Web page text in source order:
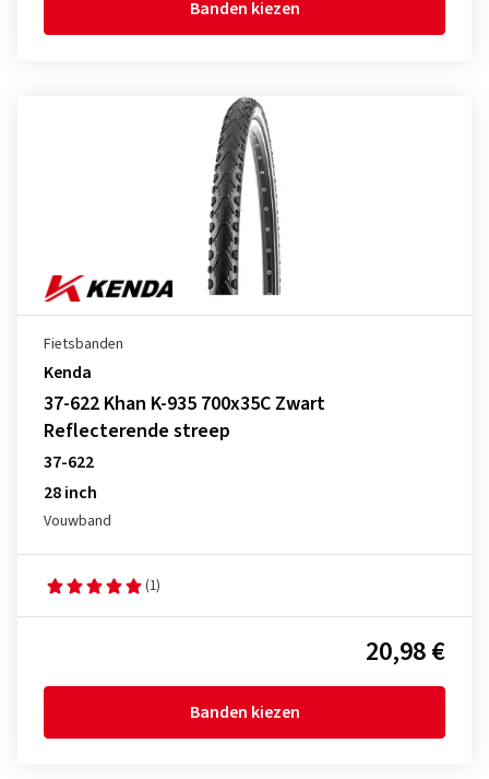
Banden kiezen
Fietsbanden
Kenda
37-622 Khan K-935 700x35C Zwart
Reflecterende streep
37-622
28 inch
Vouwband
(1)
20,98 €
Banden kiezen